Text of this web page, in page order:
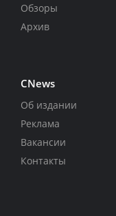
Обзоры
Архив
CNews
Об издании
Реклама
Вакансии
Контакты